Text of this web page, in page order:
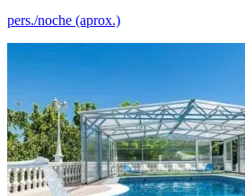
pers./noche (aprox.)